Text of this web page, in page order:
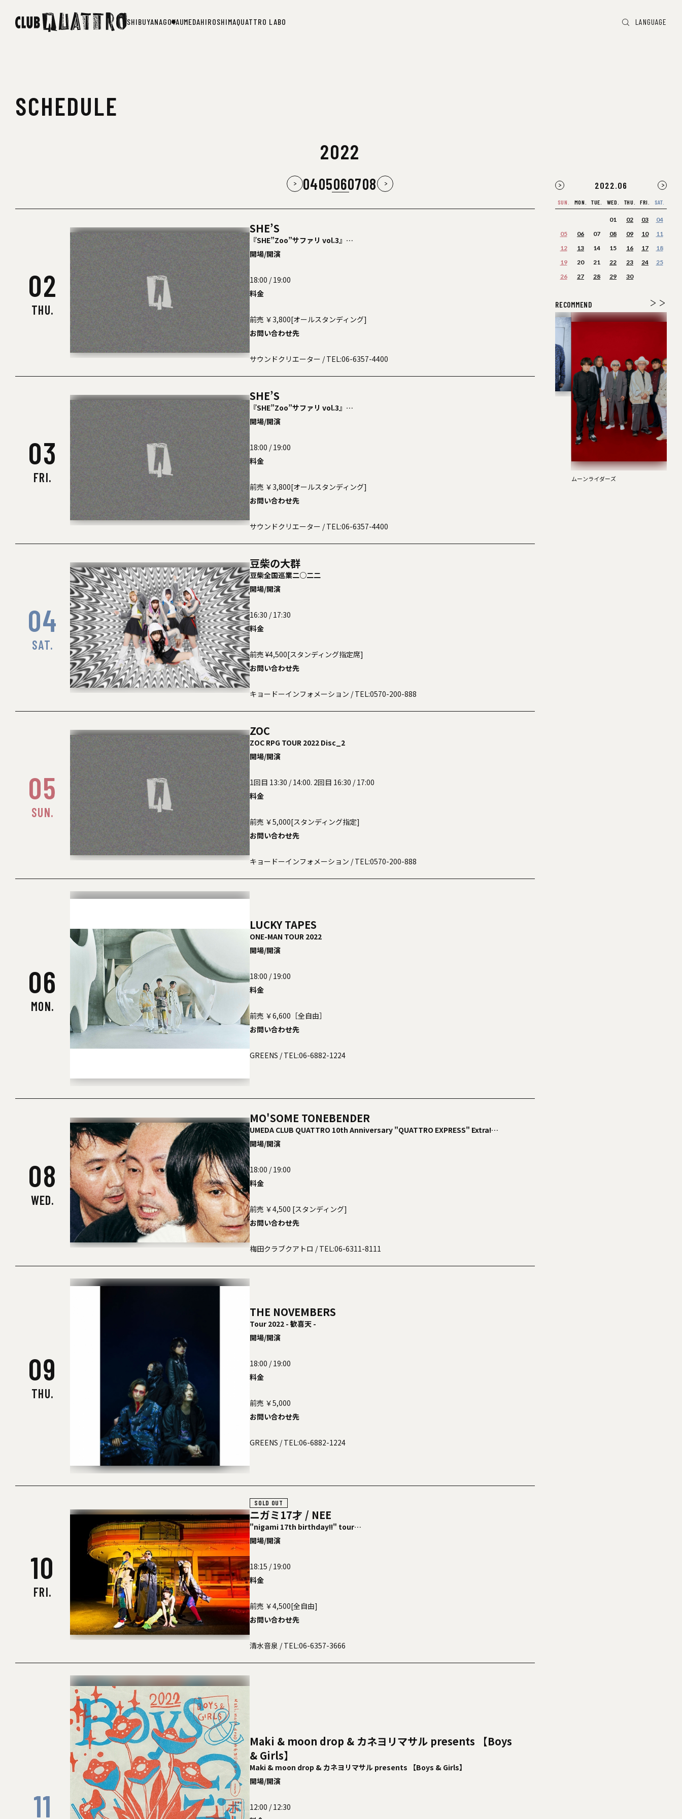
SHIBUYANAGOYAUMEDAHIROSHIMAQUATTRO LABO
LANGUAGE
SCHEDULE
2022
0405060708
02
THU.
SHE’S
『SHE”Zoo”サファリ vol.3』
【FCツアー】
開場/開演
18:00 / 19:00
料金
前売 ￥3,800[オールスタンディング]
お問い合わせ先
サウンドクリエーター / TEL:06-6357-4400
03
FRI.
SHE’S
『SHE”Zoo”サファリ vol.3』
【FCツアー】
開場/開演
18:00 / 19:00
料金
前売 ￥3,800[オールスタンディング]
お問い合わせ先
サウンドクリエーター / TEL:06-6357-4400
04
SAT.
豆柴の大群
豆柴全国巡業二○二二
開場/開演
16:30 / 17:30
料金
前売 ¥4,500[スタンディング指定席]
お問い合わせ先
キョードーインフォメーション / TEL:0570-200-888
05
SUN.
ZOC
ZOC RPG TOUR 2022 Disc_2
開場/開演
1回目 13:30 / 14:00. 2回目 16:30 / 17:00
料金
前売 ￥5,000[スタンディング指定]
お問い合わせ先
キョードーインフォメーション / TEL:0570-200-888
06
MON.
LUCKY TAPES
ONE-MAN TOUR 2022
開場/開演
18:00 / 19:00
料金
前売 ￥6,600［全自由］
お問い合わせ先
GREENS / TEL:06-6882-1224
08
WED.
MO'SOME TONEBENDER
UMEDA CLUB QUATTRO 10th Anniversary "QUATTRO EXPRESS" Extra!
MO'SOME TONEBENDER QUATTRO TOUR 2022
開場/開演
18:00 / 19:00
料金
前売 ￥4,500 [スタンディング]
お問い合わせ先
梅田クラブクアトロ / TEL:06-6311-8111
09
THU.
THE NOVEMBERS
Tour 2022 - 歓喜天 -
開場/開演
18:00 / 19:00
料金
前売 ￥5,000
お問い合わせ先
GREENS / TEL:06-6882-1224
10
FRI.
SOLD OUT
ニガミ17才 / NEE
"nigami 17th birthday!!" tour
「ニガミ17才と」
開場/開演
18:15 / 19:00
料金
前売 ￥4,500[全自由]
お問い合わせ先
清水音泉 / TEL:06-6357-3666
11
Maki & moon drop & カネヨリマサル presents 【Boys
& Girls】
Maki & moon drop & カネヨリマサル presents 【Boys & Girls】
開場/開演
12:00 / 12:30
2022.06
SUN. MON. TUE. WED. THU. FRI. SAT.
01 02 03
04
05
06 07 08 09 10
11
12
13 14 15 16 17
18
19
20 21 22 23 24
25
26
27 28 29 30
RECOMMEND
THE SNUTS
〈ザ・スナッツ〉
ムーンライダーズ